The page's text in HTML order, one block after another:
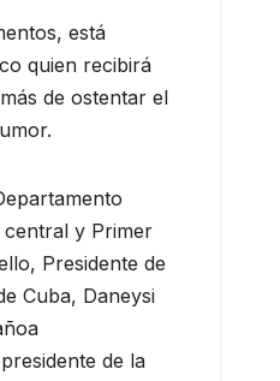
está
quien recibirá
de ostentar el
central y Primer
Presidente de
Cuba, Daneysi
de la